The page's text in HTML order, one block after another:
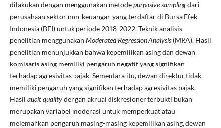
dilakukan dengan menggunakan metodepurposive samplingdari
perusahaan sektor non-keuangan yang terdaftar di Bursa Efek
Indonesia (BEI) untuk periode 2018-2022. Teknik analisis
penelitian menggunakan Moderated Regression Analysis(MRA). Hasil
penelitian menunjukkan bahwa kepemilikan asing dan dewan
komisaris asing memiliki pengaruh negatif yang signifikan
terhadap agresivitas pajak. Sementara itu, dewan direktur tidak
memiliki pengaruh yang signifikan terhadap agresivitas pajak.
Hasil audit qualitydengan akrual diskresioner terbukti bukan
merupakan variabel moderasi untuk memperkuat atau
melemahkan pengaruh masing-masing kepemilikan asing, dewan